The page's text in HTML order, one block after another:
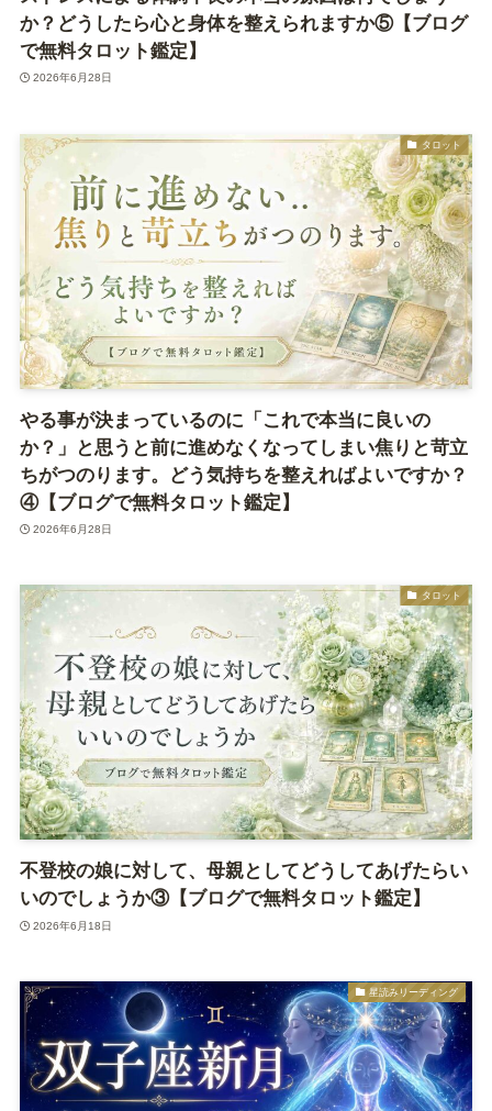
か？どうしたら心と身体を整えられますか⑤【ブログ
で無料タロット鑑定】
2026年6月28日
タロット
やる事が決まっているのに「これで本当に良いの
か？」と思うと前に進めなくなってしまい焦りと苛立
ちがつのります。どう気持ちを整えればよいですか？
④【ブログで無料タロット鑑定】
2026年6月28日
タロット
不登校の娘に対して、母親としてどうしてあげたらい
いのでしょうか③【ブログで無料タロット鑑定】
2026年6月18日
星読みリーディング